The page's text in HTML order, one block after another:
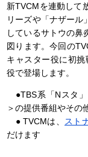
新TVCMを連動して
リーズや「ナザール
しているサトウの鼻
図ります。今回の
キャスター役に初挑
役で登場します。
●TBS系「Nスタ」
＞の提供番組やその
● TVCMは、
スト
だけます